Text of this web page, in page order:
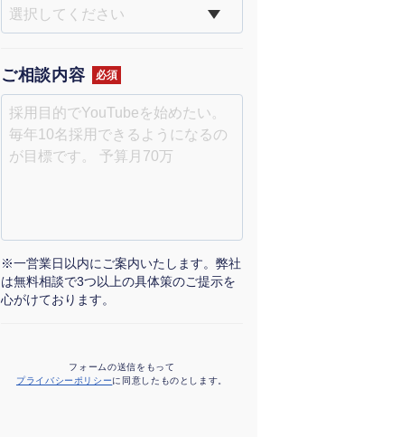
ご相談内容 必須
※一営業日以内にご案内いたします。弊社
は無料相談で3つ以上の具体策のご提示を
心がけております。
フォームの送信をもって
プライバシーポリシーに同意したものとします。